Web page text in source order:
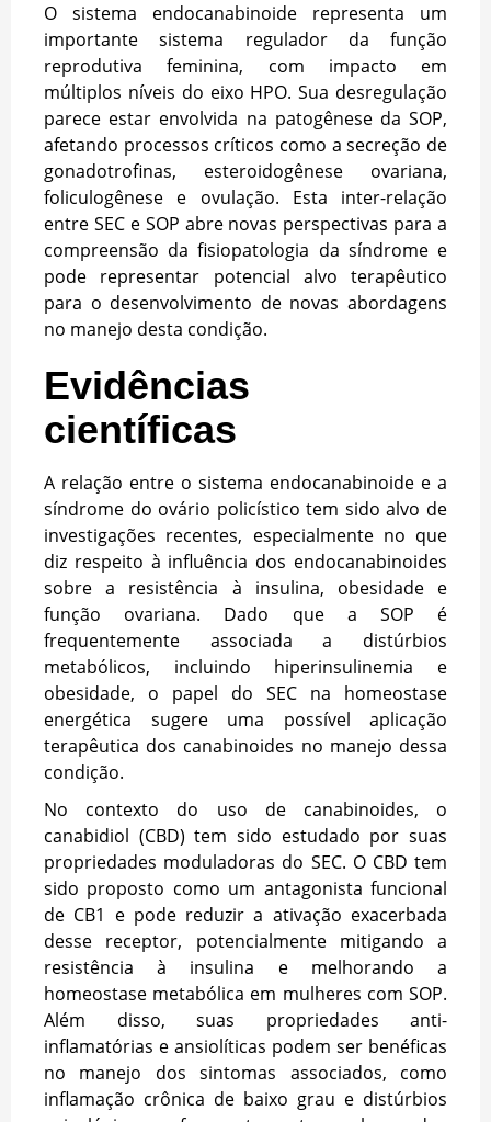
O sistema endocanabinoide representa um
importante sistema regulador da função
reprodutiva feminina, com impacto em
múltiplos níveis do eixo HPO. Sua desregulação
parece estar envolvida na patogênese da SOP,
afetando processos críticos como a secreção de
gonadotrofinas, esteroidogênese ovariana,
foliculogênese e ovulação. Esta inter-relação
entre SEC e SOP abre novas perspectivas para a
compreensão da fisiopatologia da síndrome e
pode representar potencial alvo terapêutico
para o desenvolvimento de novas abordagens
no manejo desta condição.
Evidências
científicas
A relação entre o sistema endocanabinoide e a
síndrome do ovário policístico tem sido alvo de
investigações recentes, especialmente no que
diz respeito à influência dos endocanabinoides
sobre a resistência à insulina, obesidade e
função ovariana. Dado que a SOP é
frequentemente associada a distúrbios
metabólicos, incluindo hiperinsulinemia e
obesidade, o papel do SEC na homeostase
energética sugere uma possível aplicação
terapêutica dos canabinoides no manejo dessa
condição.
No contexto do uso de canabinoides, o
canabidiol (CBD) tem sido estudado por suas
propriedades moduladoras do SEC. O CBD tem
sido proposto como um antagonista funcional
de CB1 e pode reduzir a ativação exacerbada
desse receptor, potencialmente mitigando a
resistência à insulina e melhorando a
homeostase metabólica em mulheres com SOP.
Além disso, suas propriedades anti-
inflamatórias e ansiolíticas podem ser benéficas
no manejo dos sintomas associados, como
inflamação crônica de baixo grau e distúrbios